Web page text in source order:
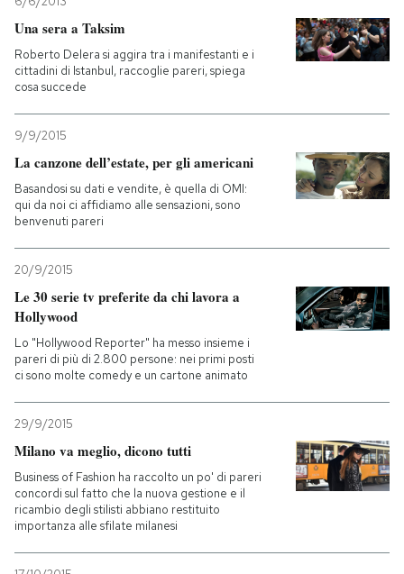
Una sera a Taksim
Roberto Delera si aggira tra i manifestanti e i
cittadini di Istanbul, raccoglie pareri, spiega
cosa succede
9/9/2015
La canzone dell’estate, per gli americani
Basandosi su dati e vendite, è quella di OMI:
qui da noi ci affidiamo alle sensazioni, sono
benvenuti pareri
20/9/2015
Le 30 serie tv preferite da chi lavora a
Hollywood
Lo "Hollywood Reporter" ha messo insieme i
pareri di più di 2.800 persone: nei primi posti
ci sono molte comedy e un cartone animato
29/9/2015
Milano va meglio, dicono tutti
Business of Fashion ha raccolto un po' di pareri
concordi sul fatto che la nuova gestione e il
ricambio degli stilisti abbiano restituito
importanza alle sfilate milanesi